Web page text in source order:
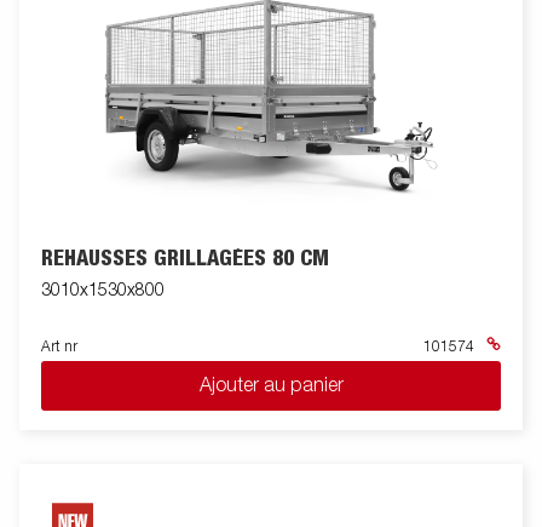
REHAUSSES GRILLAGÉES 80 CM
3010x1530x800
Art nr 101574
Ajouter au panier